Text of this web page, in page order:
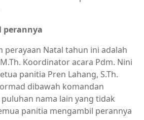
perannya
perayaan Natal tahun ini adalah
Koordinator acara Pdm. Nini
panitia Pren Lahang, S.Th.
dibawah komandan
nama lain yang tidak
panitia mengambil perannya